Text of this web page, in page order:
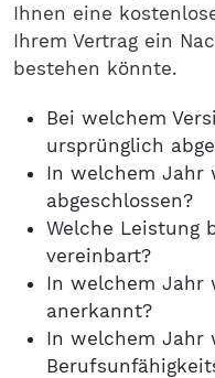
Ihnen eine
Ihrem Vertrag ein
bestehen könnte.
Bei welchem
ursprünglich
In welchem Jahr
abgeschlossen?
Welche Leistung
vereinbart?
In welchem Jahr
anerkannt?
In welchem Jahr